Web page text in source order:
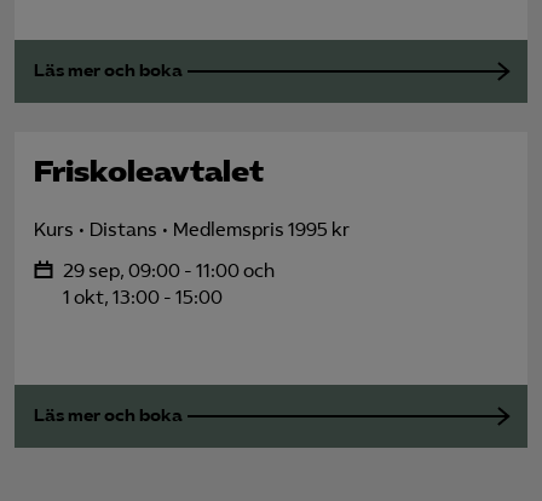
Läs mer och boka
Friskole­avtalet
Kurs Distans
Medlemspris 1995 kr
29 sep, 09:00 - 11:00 och
1 okt, 13:00 - 15:00
Läs mer och boka